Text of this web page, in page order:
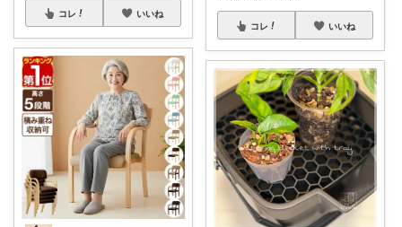
コレ いいね
コレ いいね